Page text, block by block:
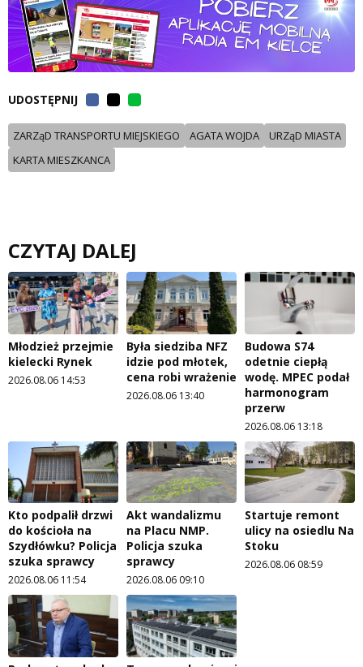
UDOSTĘPNIJ
ZARZąD TRANSPORTU MIEJSKIEGO AGATA WOJDA
URZąD MIASTA
KARTA MIESZKANCA
CZYTAJ DALEJ
Młodzież przejmie
kielecki Rynek
2026.08.06 14:53
Była siedziba NFZ
idzie pod młotek,
cena robi wrażenie
2026.08.06 13:40
Budowa S74
odetnie ciepłą
wodę. MPEC podał
harmonogram
przerw
2026.08.06 13:18
Kto podpalił drzwi
do kościoła na
Szydłówku? Policja
szuka sprawcy
2026.08.06 11:54
Akt wandalizmu
na Placu NMP.
Policja szuka
sprawcy
2026.08.06 09:10
Startuje remont
ulicy na osiedlu Na
Stoku
2026.08.06 08:59